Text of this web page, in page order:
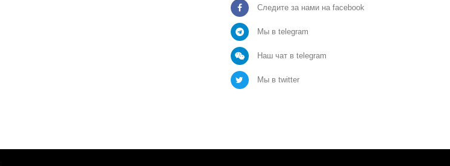
Следите за нами на facebook
Мы в telegram
Наш чат в telegram
Мы в twitter